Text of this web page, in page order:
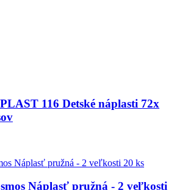
116 Detské náplasti 72x
Náplasť pružná - 2 veľkosti